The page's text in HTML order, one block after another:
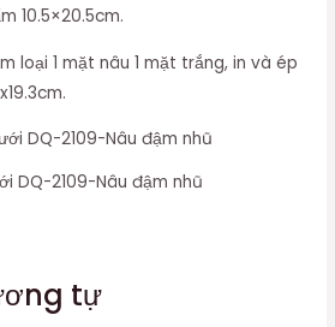
10.5×20.5cm.
loại 1 mặt nâu 1 mặt trắng, in và ép
DQ-2109-Nâu đậm nhũ
tự